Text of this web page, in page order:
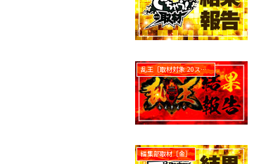
乱王［取材対象:20スロ全台］
編集部取材［金］